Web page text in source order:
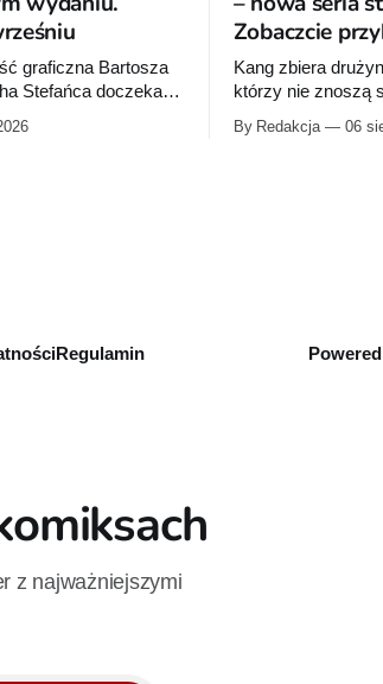
graficzna Bartosza
Stefańca doczeka
edycję albumu „Wróć
Zobaczcie
Kang zbiera
którzy nie znoszą
Przymierze z
By Redakcja 06
Regulamin
z najważniejszymi